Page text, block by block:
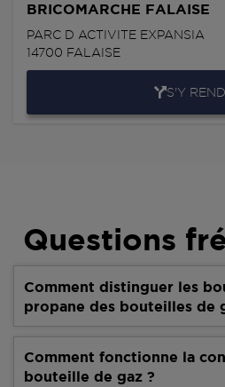
BRICOMARCHE FALAISE
PARC D ACTIVITE EXPANSIA
14700 FALAISE
S'Y
Questions
Comment distinguer les
propane des bouteilles de
Comment fonctionne la
bouteille de gaz ?